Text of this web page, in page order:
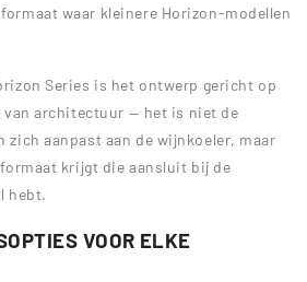
waar kleinere Horizon-modellen
Series is het ontwerp gericht op
architectuur — het is niet de
zich aanpast aan de wijnkoeler, maar
krijgt die aansluit bij de
hebt.
VOOR ELKE